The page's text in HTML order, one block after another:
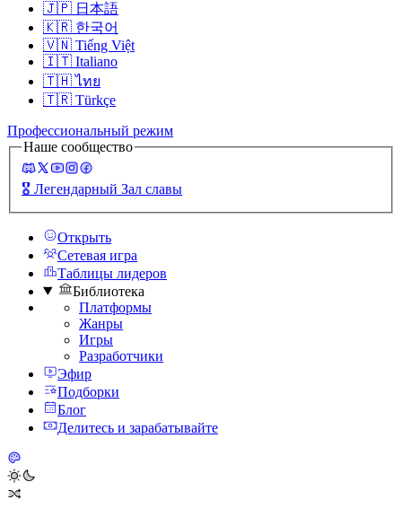
🇯🇵 日本語
🇰🇷 한국어
🇻🇳 Tiếng Việt
🇮🇹 Italiano
🇹🇭 ไทย
🇹🇷 Türkçe
Профессиональный режим
Наше сообщество
🎖️ Легендарный Зал славы
Открыть
Сетевая игра
Таблицы лидеров
Библиотека
Платформы
Жанры
Игры
Разработчики
Эфир
Подборки
Блог
Делитесь и зарабатывайте